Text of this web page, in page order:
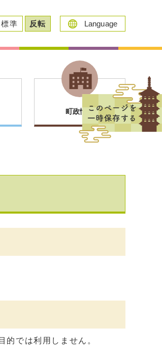
標準 反転 Language
町政情報
では利用しません。